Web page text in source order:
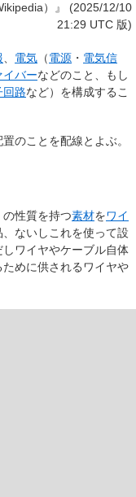
）』 (2025/12/10
21:29 UTC 版)
電気 （電源 ・ 電気信
イバーなどのこと、もし
回路など）を構成するこ
のことを配線とよぶ。
の性質を持つ素材をワイ
ないしこれを使って設
ワイヤやケーブル自体
めに供されるワイヤや